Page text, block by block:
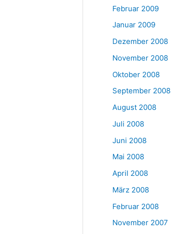
Februar 2009
Januar 2009
Dezember 2008
November 2008
Oktober 2008
September 2008
August 2008
Juli 2008
Juni 2008
Mai 2008
April 2008
März 2008
Februar 2008
November 2007